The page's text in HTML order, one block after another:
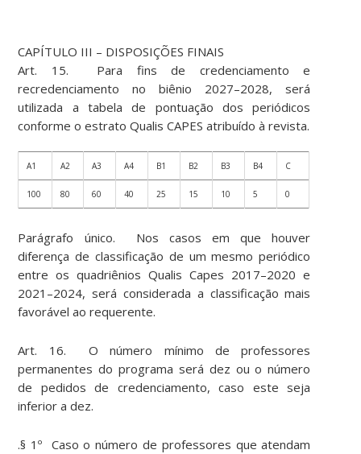
CAPÍTULO III – DISPOSIÇÕES FINAIS
Art. 15. Para fins de credenciamento e
recredenciamento no biênio 2027–2028, será
utilizada a tabela de pontuação dos periódicos
conforme o estrato Qualis CAPES atribuído à revista.
A1 A2 A3 A4 B1 B2 B3 B4 C
100 80 60 40 25 15 10 5 0
Parágrafo único. Nos casos em que houver
diferença de classificação de um mesmo periódico
entre os quadriênios Qualis Capes 2017–2020 e
2021–2024, será considerada a classificação mais
favorável ao requerente.
Art. 16. O número mínimo de professores
permanentes do programa será dez ou o número
de pedidos de credenciamento, caso este seja
inferior a dez.
.§ 1º Caso o número de professores que atendam